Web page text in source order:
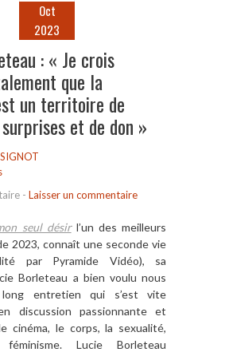
Oct
2023
: « Je crois
que la
un territoire de
et de don »
- Laisser un commentaire
seul désirl’un des meilleurs
2023, connaît une seconde vie
par Pyramide Vidéo), sa
Borleteau a bien voulu nous
entretien qui s’est vite
discussion passionnante et
cinéma, le corps, la sexualité,
Lucie Borleteau